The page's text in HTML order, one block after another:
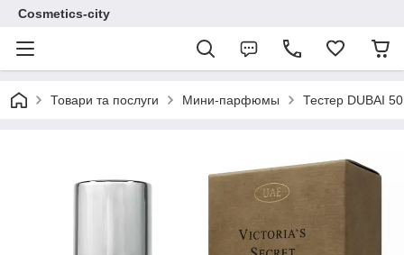
Cosmetics-city
Товари та послуги Мини-парфюмы Тестер DUBAI